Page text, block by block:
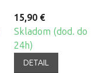
15,90 €
Skladom (dod. do
24h)
DETAIL